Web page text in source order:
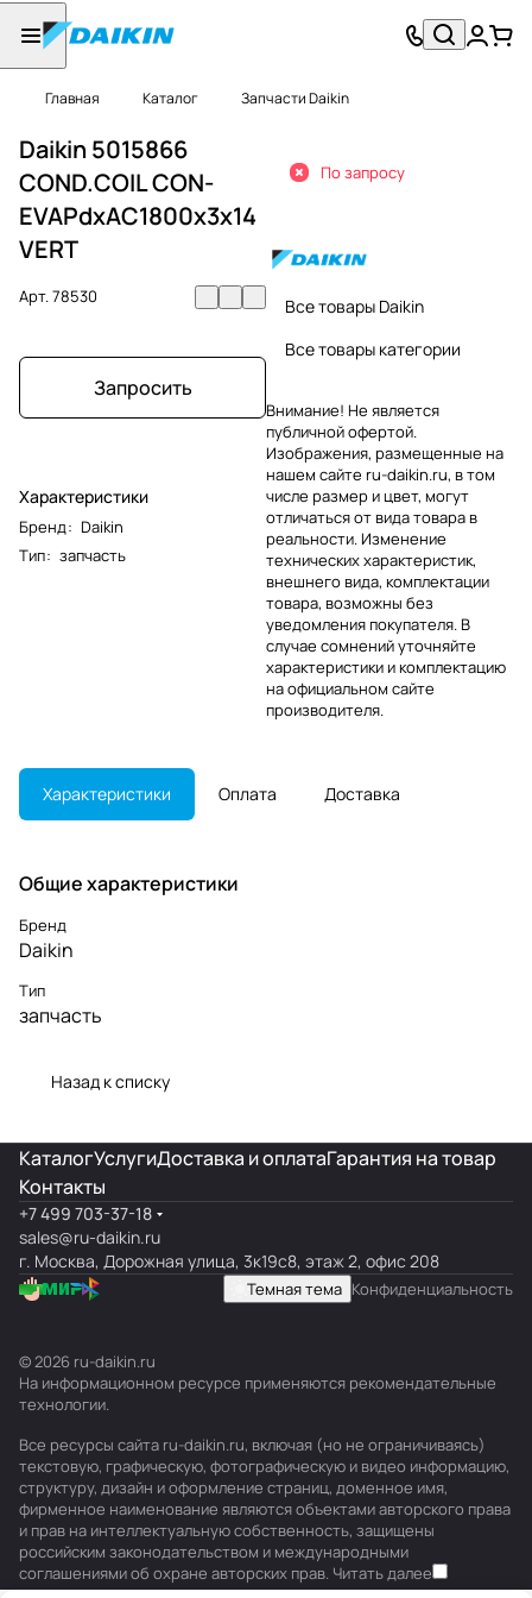
Главная Каталог Запчасти Daikin
Daikin 5015866
COND.COIL CON-
EVAPdxAC1800x3x14
VERT
Арт.78530
Запросить
Характеристики
Бренд: Daikin
Тип: запчасть
По запросу
Все товары Daikin
Все товары категории
Внимание! Не является
публичной офертой.
Изображения, размещенные на
нашем сайте ru-daikin.ru, в том
числе размер и цвет, могут
отличаться от вида товара в
реальности. Изменение
технических характеристик,
внешнего вида, комплектации
товара, возможны без
уведомления покупателя. В
случае сомнений уточняйте
характеристики и комплектацию
на официальном сайте
производителя.
Характеристики Оплата Доставка
Общие характеристики
Бренд
Daikin
Тип
запчасть
Назад к списку
КаталогУслугиДоставка и оплатаГарантия на товар
Контакты
+7 499 703-37-18
sales@ru-daikin.ru
г. Москва, Дорожная улица, 3к19с8, этаж 2, офис 208
Темная тема Конфиденциальность
© 2026 ru-daikin.ru
На информационном ресурсе применяются рекомендательные
технологии.
Все ресурсы сайта ru-daikin.ru, включая (но не ограничиваясь)
текстовую, графическую, фотографическую и видео информацию,
структуру, дизайн и оформление страниц, доменное имя,
фирменное наименование являются объектами авторского права
и прав на интеллектуальную собственность, защищены
российским законодательством и международными
соглашениями об охране авторских прав. Читать далее